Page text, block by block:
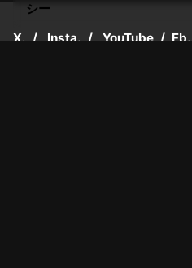
X./Insta./YouTube/Fb.
シー